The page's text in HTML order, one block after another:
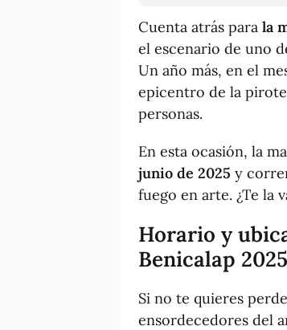
Cuenta atrás para la
el escenario de uno
Un año más, en el
epicentro de la
personas.
En esta ocasión, la
junio de 2025 y
fuego en arte. ¿Te la
Horario y
Benicalap 2025
Si no te quieres
ensordecedores del